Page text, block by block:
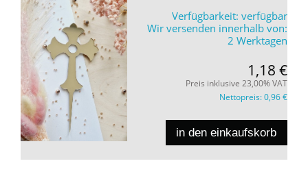
Verfügbarkeit: verfügbar
Wir versenden innerhalb von:
2 Werktagen
1,18 €
Preis inklusive 23,00% VAT
Nettopreis:0,96 €
in den einkaufskorb